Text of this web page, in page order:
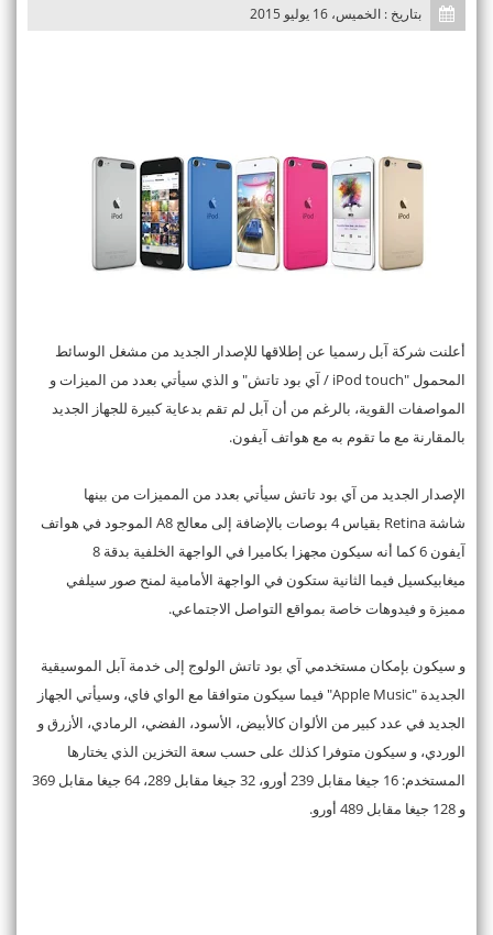
بتاريخ : الخميس، 16 يوليو 2015
أعلنت شركة آبل رسميا عن إطلاقها للإصدار الجديد من مشغل الوسائط
المحمول "iPod touch / آي بود تاتش" و الذي سيأتي بعدد من الميزات و
المواصفات القوية، بالرغم من أن آبل لم تقم بدعاية كبيرة للجهاز الجديد
بالمقارنة مع ما تقوم به مع هواتف آيفون.
الإصدار الجديد من آي بود تاتش سيأتي بعدد من المميزات من بينها
شاشة Retina بقياس 4 بوصات بالإضافة إلى معالج A8 الموجود في هواتف
آيفون 6 كما أنه سيكون مجهزا بكاميرا في الواجهة الخلفية بدقة 8
ميغابيكسيل فيما الثانية ستكون في الواجهة الأمامية لمنح صور سيلفي
مميزة و فيدوهات خاصة بمواقع التواصل الاجتماعي.
و سيكون بإمكان مستخدمي آي بود تاتش الولوج إلى خدمة آبل الموسيقية
الجديدة "Apple Music" فيما سيكون متوافقا مع الواي فاي، وسيأتي الجهاز
الجديد في عدد كبير من الألوان كالأبيض، الأسود، الفضي، الرمادي، الأزرق و
الوردي، و سيكون متوفرا كذلك على حسب سعة التخزين الذي يختارها
المستخدم: 16 جيغا مقابل 239 أورو، 32 جيغا مقابل 289، 64 جيغا مقابل 369
و 128 جيغا مقابل 489 أورو.